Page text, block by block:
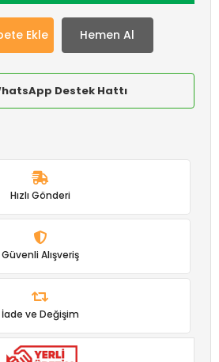
Ekle Hemen Al
Destek Hattı
Hızlı Gönderi
Güvenli Alışveriş
İade ve Değişim